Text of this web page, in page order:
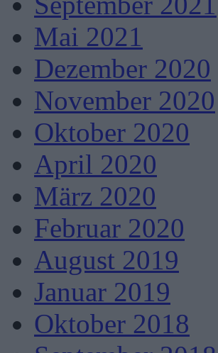
Mai 2021
Dezember 2020
November 2020
Oktober 2020
April 2020
März 2020
Februar 2020
August 2019
Januar 2019
Oktober 2018